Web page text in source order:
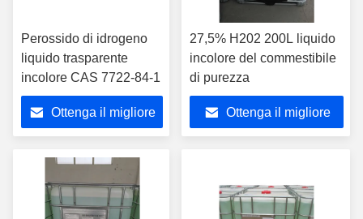
Perossido di idrogeno
liquido trasparente
incolore CAS 7722-84-1
Ottenga il migliore
27,5% H202 200L liquido
incolore del commestibile
di purezza
Ottenga il migliore